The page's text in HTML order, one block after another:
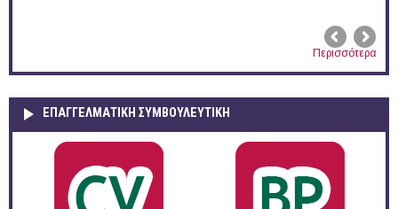
Περισσότερα
ΕΠΑΓΓΕΛΜΑΤΙΚΉ ΣΥΜΒΟΥΛΕΥΤΙΚΉ